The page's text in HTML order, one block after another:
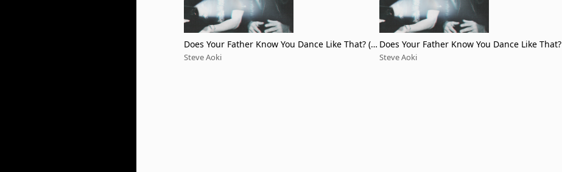
Does Your Father Know You Dance Like That? (St
eve Aoki & Hyro Acid Mix)
Steve Aoki
Does Your Father Know You Dance Like That?
Steve Aoki